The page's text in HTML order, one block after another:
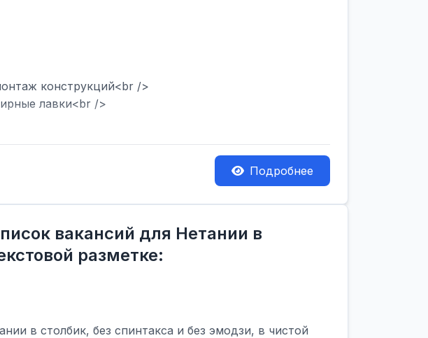
конструкций<br />
лавки<br />
Подробнее
вакансий для Нетании в
разметке:
в столбик, без спинтакса и без эмодзи, в чистой